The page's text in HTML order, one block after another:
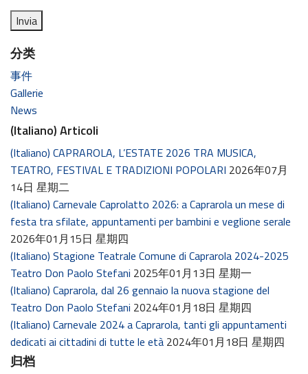
分类
事件
Gallerie
News
(Italiano) Articoli
(Italiano) CAPRAROLA, L’ESTATE 2026 TRA MUSICA,
TEATRO, FESTIVAL E TRADIZIONI POPOLARI 2026年07月
14日 星期二
(Italiano) Carnevale Caprolatto 2026: a Caprarola un mese di
festa tra sfilate, appuntamenti per bambini e veglione serale
2026年01月15日 星期四
(Italiano) Stagione Teatrale Comune di Caprarola 2024-2025
Teatro Don Paolo Stefani 2025年01月13日 星期一
(Italiano) Caprarola, dal 26 gennaio la nuova stagione del
Teatro Don Paolo Stefani 2024年01月18日 星期四
(Italiano) Carnevale 2024 a Caprarola, tanti gli appuntamenti
dedicati ai cittadini di tutte le età 2024年01月18日 星期四
归档